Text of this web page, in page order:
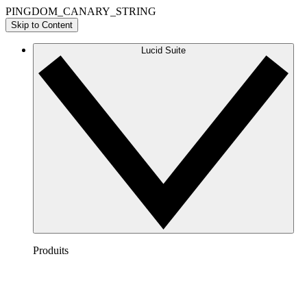
PINGDOM_CANARY_STRING
Skip to Content
Lucid Suite
Produits